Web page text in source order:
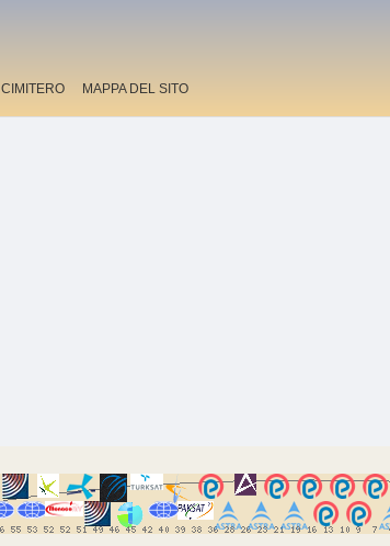
CIMITERO MAPPA DEL SITO